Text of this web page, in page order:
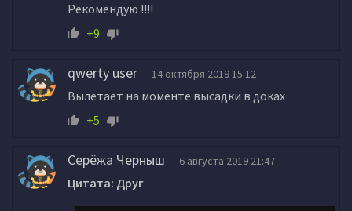
Рекомендую !!!!
+9
qwerty user 14 октября 2019 15:12
Вылетает на моменте высадки в доках
+5
Серёжа Черныш 6 августа 2019 21:47
Цитата: Друг